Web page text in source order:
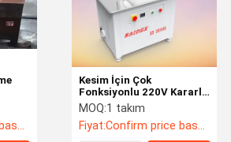
Kesim İçin Çok
Fonksiyonlu 220V Kararlı
Akrilik Yönlendirici
Makinesi
MOQ:1 takım
Fiyat:Confirm price based on product